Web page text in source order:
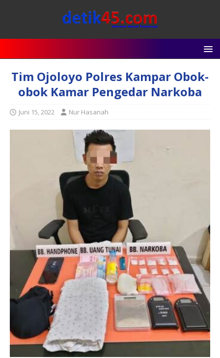
Tim Ojoloyo Polres Kampar Obok-
obok Kamar Pengedar Narkoba
Juni 15, 2022 Nur Hasanah